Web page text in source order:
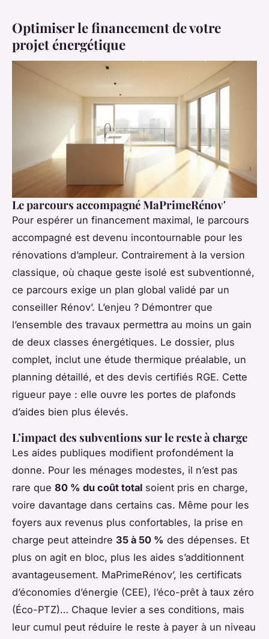
Optimiser le financement de votre
projet énergétique
Le parcours accompagné MaPrimeRénov'
Pour espérer un financement maximal, le parcours
accompagné est devenu incontournable pour les
rénovations d’ampleur. Contrairement à la version
classique, où chaque geste isolé est subventionné,
ce parcours exige un plan global validé par un
conseiller Rénov’. L’enjeu ? Démontrer que
l’ensemble des travaux permettra au moins un gain
de deux classes énergétiques. Le dossier, plus
complet, inclut une étude thermique préalable, un
planning détaillé, et des devis certifiés RGE. Cette
rigueur paye : elle ouvre les portes de plafonds
d’aides bien plus élevés.
L’impact des subventions sur le reste à charge
Les aides publiques modifient profondément la
donne. Pour les ménages modestes, il n’est pas
rare que 80 % du coût total soient pris en charge,
voire davantage dans certains cas. Même pour les
foyers aux revenus plus confortables, la prise en
charge peut atteindre 35 à 50 % des dépenses. Et
plus on agit en bloc, plus les aides s’additionnent
avantageusement. MaPrimeRénov’, les certificats
d’économies d’énergie (CEE), l’éco-prêt à taux zéro
(Éco-PTZ)… Chaque levier a ses conditions, mais
leur cumul peut réduire le reste à payer à un niveau